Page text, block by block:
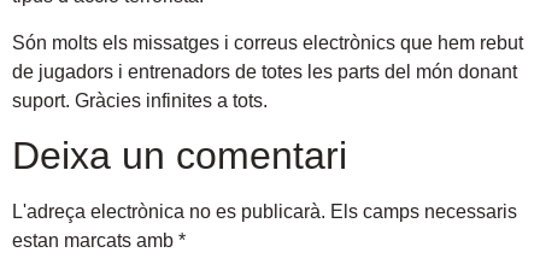
Són molts els missatges i correus electrònics que hem rebut
de jugadors i entrenadors de totes les parts del món donant
suport. Gràcies infinites a tots.
Deixa un comentari
L'adreça electrònica no es publicarà. Els camps necessaris
estan marcats amb *